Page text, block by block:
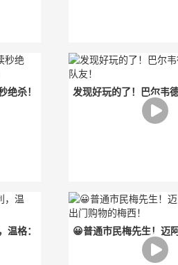
绝杀！
发现好玩的了！巴尔韦
友！
温格：
😀普通市民梅先生！迈
门购物的梅